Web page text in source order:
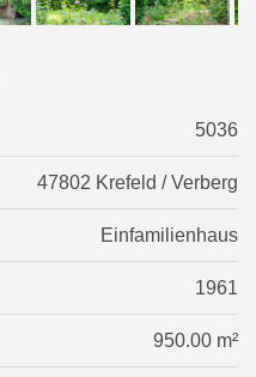
5036
47802 Krefeld / Verberg
Einfamilienhaus
1961
950.00 m²